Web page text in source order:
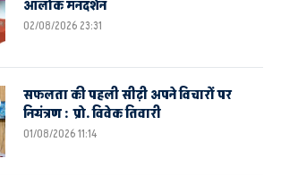
आलोक मनदर्शन
02/08/2026 23:31
सफलता की पहली सीढ़ी अपने विचारों पर
नियंत्रण : प्रो. विवेक तिवारी
01/08/2026 11:14